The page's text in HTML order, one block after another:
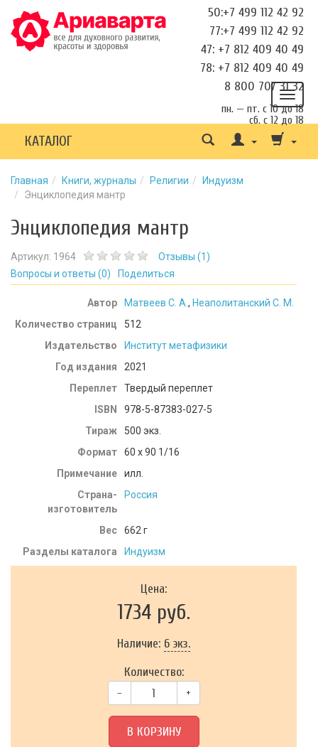
50:+7 499 112 42 92
77:+7 499 112 42 92
47: +7 812 409 40 49
78: +7 812 409 40 49
8 800 707 31 32
пн. — пт. с 10 до 18
сб. с 12 до 18
КАТАЛОГ
Главная Книги, журналы Религии
Индуизм
Энциклопедия мантр
Энциклопедия мантр
Артикул: 1964 Отзывы (1 )
Вопросы и ответы (0) Поделиться
Автор Матвеев С. А. , Неаполитанский С. М.
Количество страниц
512
Издательство
Институт метафизики
Год издания
2021
Переплет
Твердый переплет
ISBN
978-5-87383-027-5
Тираж
500 экз.
Формат
60 x 90 1/16
Примечание
илл.
Страна-
изготовитель
Россия
Вес 662 г
Разделы каталога
Индуизм
Цена:
1734 руб.
Наличие: 6 экз.
Количество:
– +
В КОРЗИНУ